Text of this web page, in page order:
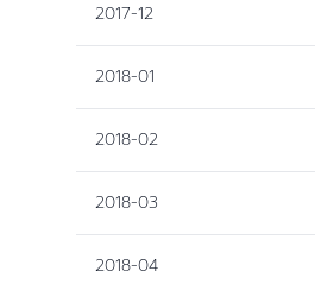
2017-12
2018-01
2018-02
2018-03
2018-04